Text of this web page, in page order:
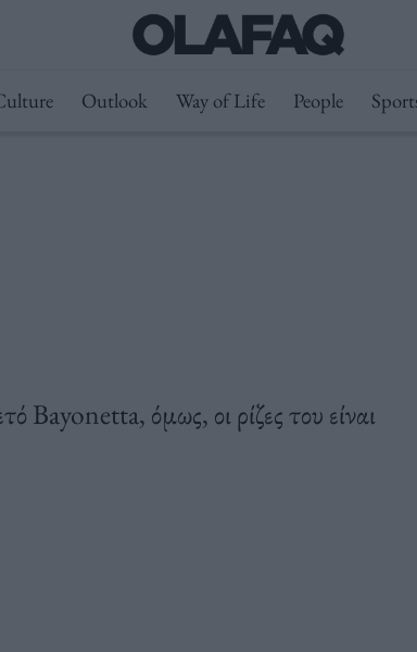
Outlook Way of Life People
όμως, οι ρίζες του είναι